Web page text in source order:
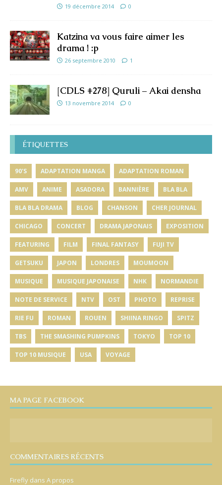
19 décembre 2014 0
Katzina va vous faire aimer les
drama ! :p
26 septembre 2010 1
[CDLS #278] Quruli – Akai densha
13 novembre 2014 0
ÉTIQUETTES
90'S ADAPTATION MANGA ADAPTATION ROMAN
AMV ANIME ASADORA BANNIÈRE BLA BLA
BLA BLA DRAMA BLOG CHANSON CHER JOURNAL
CHICAGO CONCERT DRAMA JAPONAIS EXPOSITION
FEATURING FILM FINAL FANTASY FUJI TV
GETSUKU JAPON LONDRES MOUMOON
MUSIQUE MUSIQUE JAPONAISE NHK NORMANDIE
NOTE DE SERVICE NTV OST PHOTO REPRISE
RIE FU ROMAN ROUEN SHIINA RINGO SPITZ
TBS THE SMASHING PUMPKINS TOKYO TOP 10
TOP 10 MUSIQUE USA VOYAGE
MA PAGE FACEBOOK
COMMENTAIRES RÉCENTS
Firefly dans A propos